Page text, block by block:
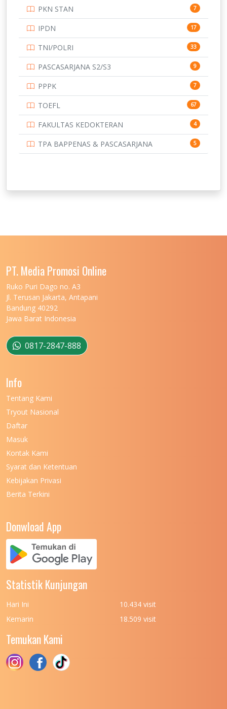
15
14
14
UNIVERSITAS CENDRAWASIH 14
15
219
11
159
UNIVERSITAS JEMBER
UNIVERSITAS MALIKUSSALEH
UNIVERSITAS MARITIM RAJA ALI HAJI
UNIVERSITAS MATARAM
UNIVERSITAS MULAWARMAN
UNIVERSITAS MUSAMUS
UNIVERSITAS NEGERI KHAIRUN
UNIVERSITAS NEGERI MEDAN
UNIVERSITAS NEGERI PADANG
UNIVERSITAS NUSA CENDANA
UNIVERSITAS PADJADJARAN
UNIVERSITAS PATTIMURA
(UPN) VETERAN JAKARTA
UNIVERSITAS PEMBANGUNAN NASIONAL
(UPN) VETERAN JAWA TIMUR
UNIVERSITAS PEMBANGUNAN NASIONAL
PKN STAN 7
IPDN 17
TNI/POLRI 33
PASCASARJANA S2/S3 9
PPPK 7
TOEFL 67
FAKULTAS KEDOKTERAN 4
TPA BAPPENAS & PASCASARJANA 5
PT. Media Promosi Online
Ruko Puri Dago no. A3
Jl. Terusan Jakarta, Antapani
Bandung 40292
Jawa Barat Indonesia
0817-2847-888
Info
Tentang Kami
Tryout Nasional
Daftar
Masuk
Kontak Kami
Syarat dan Ketentuan
Kebijakan Privasi
Berita Terkini
Donwload App
Statistik Kunjungan
Hari Ini
10.434 visit
Kemarin
18.509 visit
Temukan Kami